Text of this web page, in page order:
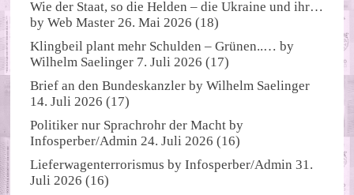
Wie der Staat, so die Helden – die Ukraine und ihr…
byWeb Master 26. Mai 2026 (18)
Klingbeil plant mehr Schulden – Grünen..… by
Wilhelm Saelinger 7. Juli 2026 (17)
Brief an den Bundeskanzler byWilhelm Saelinger
14. Juli 2026 (17)
Politiker nur Sprachrohr der Macht by
Infosperber/Admin 24. Juli 2026 (16)
Lieferwagenterrorismus byInfosperber/Admin 31.
Juli 2026 (16)